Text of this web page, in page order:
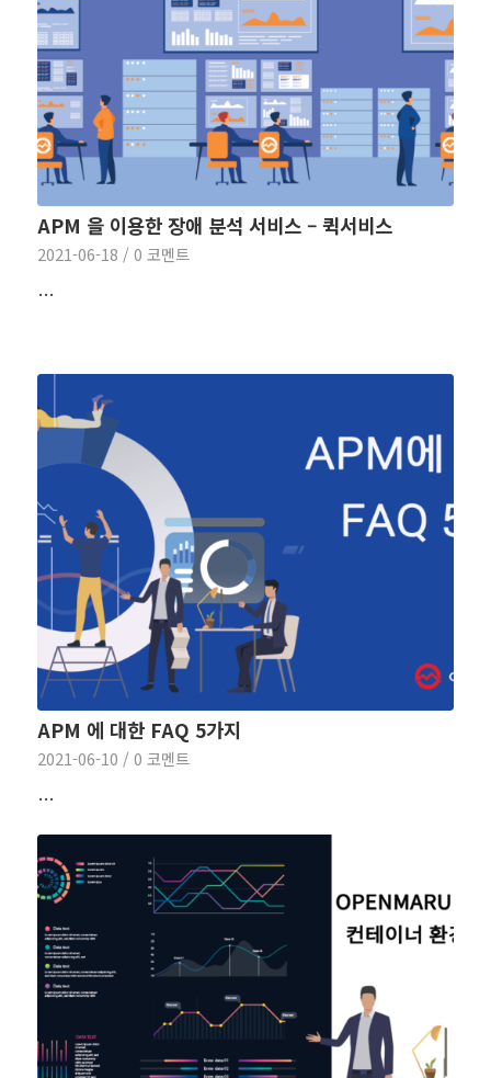
APM 을 이용한 장애 분석 서비스 – 퀵서비스
2021-06-18 / 0 코멘트
…
APM 에 대한 FAQ 5가지
2021-06-10 / 0 코멘트
…